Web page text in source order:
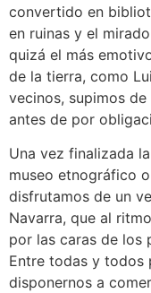
convertido en
en ruinas y el
quizá el más
de la tierra, como
vecinos, supimos
antes de por
Una vez finalizada
museo etnográfico
disfrutamos de un
Navarra, que al
por las caras de los
Entre todas y todos
disponernos a